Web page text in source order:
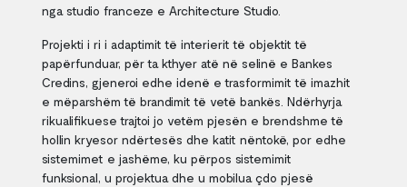
nga studio franceze e Architecture Studio.
Projekti i ri i adaptimit të interierit të objektit të
papërfunduar, për ta kthyer atë në selinë e Bankes
Credins, gjeneroi edhe idenë e trasformimit të imazhit
e mëparshëm të brandimit të vetë bankës. Ndërhyrja
rikualifikuese trajtoi jo vetëm pjesën e brendshme të
hollin kryesor ndërtesës dhe katit nëntokë, por edhe
sistemimet e jashëme, ku përpos sistemimit
funksional, u projektua dhe u mobilua çdo pjesë